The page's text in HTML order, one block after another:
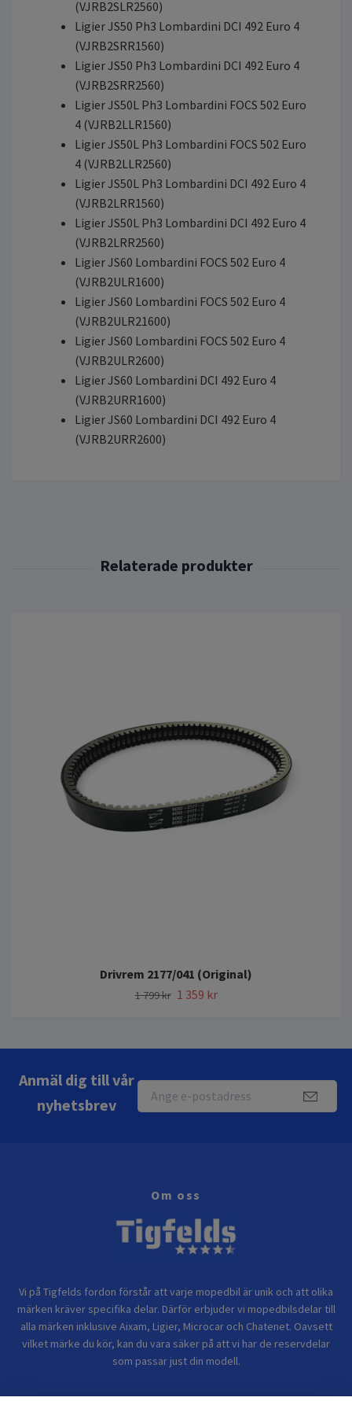
(VJRB2SLR2560)
Ligier JS50 Ph3 Lombardini DCI 492 Euro 4
(VJRB2SRR1560)
Ligier JS50 Ph3 Lombardini DCI 492 Euro 4
(VJRB2SRR2560)
Ligier JS50L Ph3 Lombardini FOCS 502 Euro
4 (VJRB2LLR1560)
Ligier JS50L Ph3 Lombardini FOCS 502 Euro
4 (VJRB2LLR2560)
Ligier JS50L Ph3 Lombardini DCI 492 Euro 4
(VJRB2LRR1560)
Ligier JS50L Ph3 Lombardini DCI 492 Euro 4
(VJRB2LRR2560)
Ligier JS60 Lombardini FOCS 502 Euro 4
(VJRB2ULR1600)
Ligier JS60 Lombardini FOCS 502 Euro 4
(VJRB2ULR21600)
Ligier JS60 Lombardini FOCS 502 Euro 4
(VJRB2ULR2600)
Ligier JS60 Lombardini DCI 492 Euro 4
(VJRB2URR1600)
Ligier JS60 Lombardini DCI 492 Euro 4
(VJRB2URR2600)
Drivrem 2177/041 (Original)
1 799 kr 1 359 kr
Anmäl dig till vår
nyhetsbrev
Om oss
Vi på Tigfelds fordon förstår att varje mopedbil är unik och att olika
märken kräver specifika delar. Därför erbjuder vi mopedbilsdelar till
alla märken inklusive Aixam, Ligier, Microcar och Chatenet. Oavsett
vilket märke du kör, kan du vara säker på att vi har de reservdelar
som passar just din modell.